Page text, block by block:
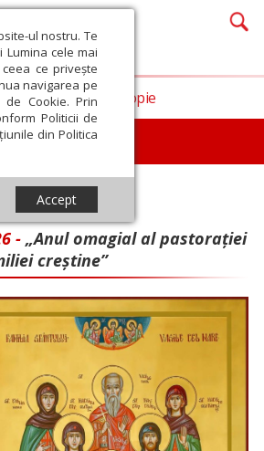
ul nostru. Te
cele mai
ce privește
navigarea pe
Cookie. Prin
Politicii de
din Politica
Accept
Opinii Filantropie
- „Anul omagial al pastorației
creștine”